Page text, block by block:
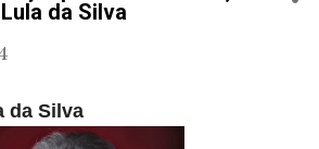
da Silva
da Silva